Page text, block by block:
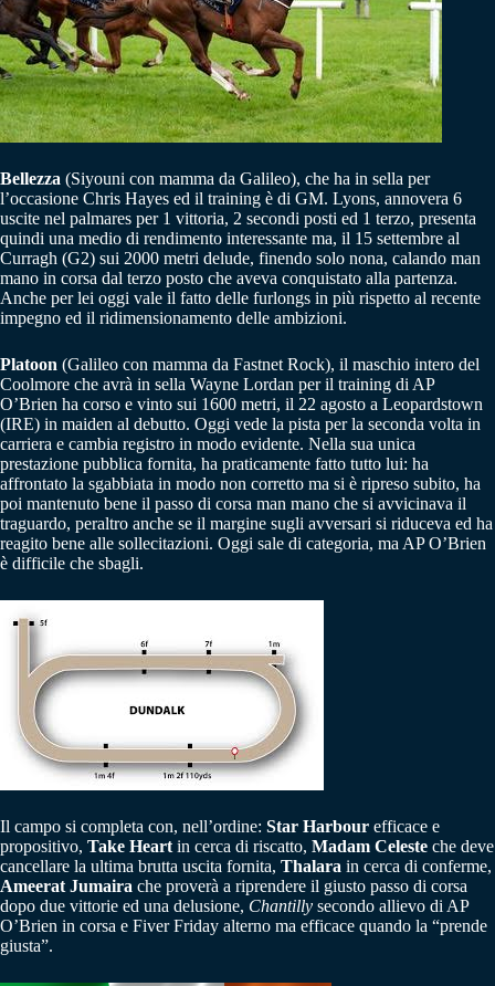
Bellezza (Siyouni con mamma da Galileo), che ha in sella per
l’occasione Chris Hayes ed il training è di GM. Lyons, annovera 6
uscite nel palmares per 1 vittoria, 2 secondi posti ed 1 terzo, presenta
quindi una medio di rendimento interessante ma, il 15 settembre al
Curragh (G2) sui 2000 metri delude, finendo solo nona, calando man
mano in corsa dal terzo posto che aveva conquistato alla partenza.
Anche per lei oggi vale il fatto delle furlongs in più rispetto al recente
impegno ed il ridimensionamento delle ambizioni.
Platoon (Galileo con mamma da Fastnet Rock), il maschio intero del
Coolmore che avrà in sella Wayne Lordan per il training di AP
O’Brien ha corso e vinto sui 1600 metri, il 22 agosto a Leopardstown
(IRE) in maiden al debutto. Oggi vede la pista per la seconda volta in
carriera e cambia registro in modo evidente. Nella sua unica
prestazione pubblica fornita, ha praticamente fatto tutto lui: ha
affrontato la sgabbiata in modo non corretto ma si è ripreso subito, ha
poi mantenuto bene il passo di corsa man mano che si avvicinava il
traguardo, peraltro anche se il margine sugli avversari si riduceva ed ha
reagito bene alle sollecitazioni. Oggi sale di categoria, ma AP O’Brien
è difficile che sbagli.
Il campo si completa con, nell’ordine: Star Harbour efficace e
propositivo, Take Heart in cerca di riscatto, Madam Celeste che deve
cancellare la ultima brutta uscita fornita, Thalara in cerca di conferme,
Ameerat Jumaira che proverà a riprendere il giusto passo di corsa
dopo due vittorie ed una delusione, Chantilly secondo allievo di AP
O’Brien in corsa e Fiver Friday alterno ma efficace quando la “prende
giusta”.